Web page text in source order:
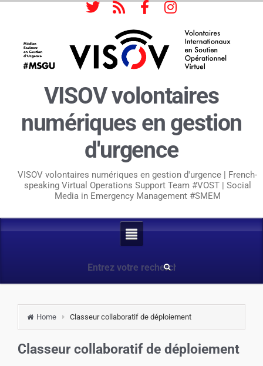
VISOV volontaires
numériques en gestion
d'urgence
VISOV volontaires numériques en gestion d'urgence | French-
speaking Virtual Operations Support Team #VOST | Social
Media in Emergency Management #SMEM
Home Classeur collaboratif de déploiement
Classeur collaboratif de déploiement